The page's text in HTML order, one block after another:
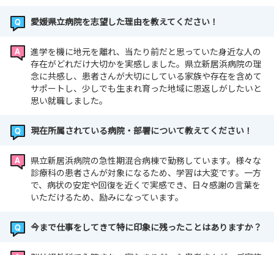
愛媛県立病院を志望した理由を教えてください！
進学を機に地元を離れ、当たり前だと思っていた身近な人の
存在がどれだけ大切かを実感しました。県立新居浜病院の理
念に共感し、患者さんが大切にしている家族や存在を含めて
サポートし、少しでも生まれ育った地域に恩返しがしたいと
思い就職しました。
現在所属されている病院・部署について教えてください！
県立新居浜病院の急性期混合病棟で勤務しています。様々な
診療科の患者さんが対象になるため、学習は大変です。一方
で、病状の安定や回復を近くで実感でき、日々感謝の言葉を
いただけるため、励みになっています。
今まで仕事をしてきて特に印象に残ったことはありますか？